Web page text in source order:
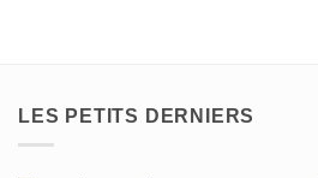
LES PETITS DERNIERS